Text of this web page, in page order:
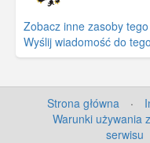
Zobacz inne zasoby
Wyślij wiadomość do
Strona główna ·
Warunki używania
serwisu